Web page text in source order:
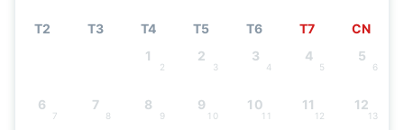
T2 T3 T4 T5 T6 T7
CN
1
2
2
3
3
4
4
5
5
6
6
7
7
8
8
9
9
10
10
11
11
12
12
13